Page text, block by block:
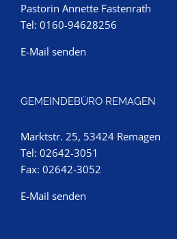
Pastorin Annette Fastenrath
Tel: 0160-94628256
E-Mail senden
GEMEINDEBÜRO REMAGEN
Marktstr. 25, 53424 Remagen
Tel: 02642-3051
Fax: 02642-3052
E-Mail senden